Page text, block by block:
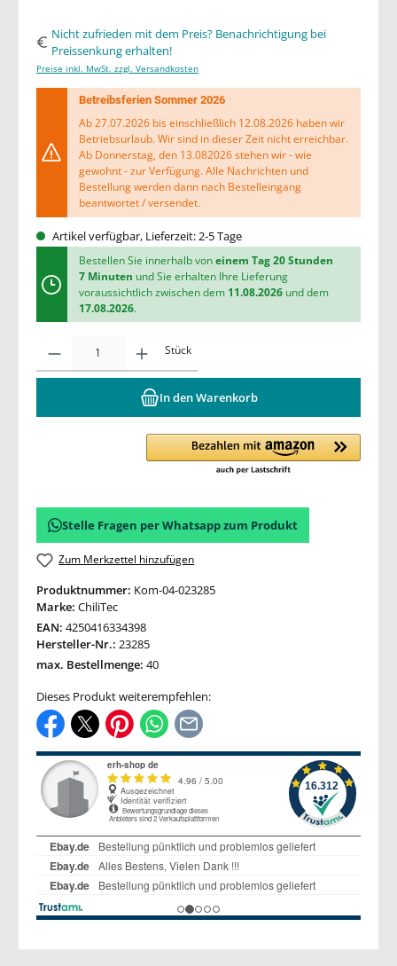
Nicht zufrieden mit dem Preis? Benachrichtigung bei
Preissenkung erhalten!
Preise inkl. MwSt. zzgl. Versandkosten
Betreibsferien Sommer 2026
Ab 27.07.2026 bis einschließlich 12.08.2026 haben wir
Betriebsurlaub. Wir sind in dieser Zeit nicht erreichbar.
Ab Donnerstag, den 13.082026 stehen wir - wie
gewohnt - zur Verfügung. Alle Nachrichten und
Bestellung werden dann nach Bestelleingang
beantwortet / versendet.
Artikel verfügbar, Lieferzeit: 2-5 Tage
Bestellen Sie innerhalb voneinem Tag 20 Stunden
7 Minuten und Sie erhalten Ihre Lieferung
voraussichtlich zwischen dem 11.08.2026und dem
17.08.2026.
Stück
In den Warenkorb
Stelle Fragen per Whatsapp zum Produkt
Zum Merkzettel hinzufügen
Produktnummer: Kom-04-023285
Marke: ChiliTec
EAN: 4250416334398
Hersteller-Nr.: 23285
max. Bestellmenge: 40
Dieses Produkt weiterempfehlen: